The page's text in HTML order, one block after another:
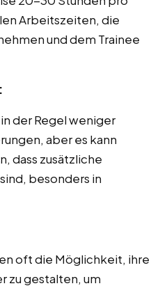
Arbeitszeiten, die
und dem Trainee
der Regel weniger
aber es kann
dass zusätzliche
besonders in
oft die Möglichkeit, ihre
zu gestalten, um